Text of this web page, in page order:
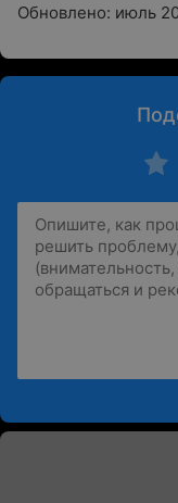
Обновлено: июль